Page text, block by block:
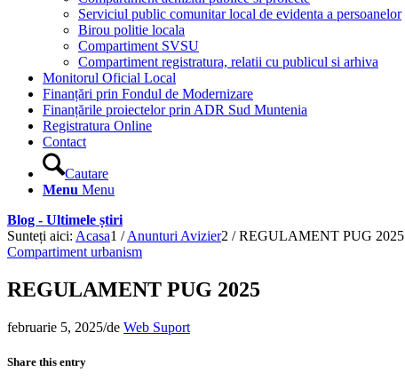
Serviciul public comunitar local de evidenta a persoanelor
Birou politie locala
Compartiment SVSU
Compartiment registratura, relatii cu publicul si arhiva
Monitorul Oficial Local
Finanțări prin Fondul de Modernizare
Finanțările proiectelor prin ADR Sud Muntenia
Registratura Online
Contact
Cautare
Menu Menu
Blog - Ultimele știri
Sunteți aici: Acasa1 / Anunturi Avizier2 / REGULAMENT PUG 2025
Compartiment urbanism
REGULAMENT PUG 2025
februarie 5, 2025/de Web Suport
Share this entry